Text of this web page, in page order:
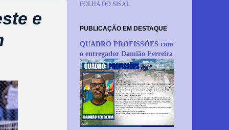
e
FOLHA DO SISAL
PUBLICAÇÃO EM DESTAQUE
QUADRO PROFISSÕES com
o entregador Damião Ferreira